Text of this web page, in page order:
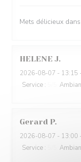
Mets délicieux
HELENE J
2026-08-07 - 13:15
Service :
Gerard P
2026-08-07 - 13:00
Service :